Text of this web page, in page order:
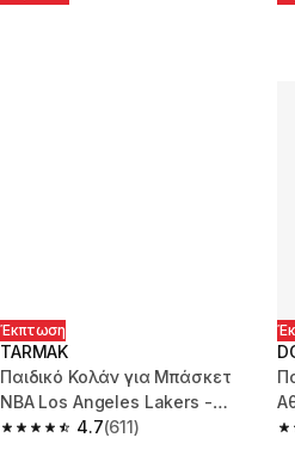
Έκπτωση
TARMAK
Παιδικό Κολάν για Μπάσκετ
NBA Los Angeles Lakers -
Μαύρο
4.7
4.7 out of 5 stars from 611 reviews
(611)